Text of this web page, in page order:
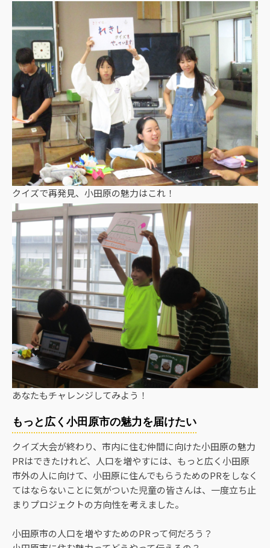
クイズで再発見、小田原の魅力はこれ！
あなたもチャレンジしてみよう！
もっと広く小田原市の魅力を届けたい
クイズ大会が終わり、市内に住む仲間に向けた小田原の魅力
PRはできたけれど、人口を増やすには、もっと広く小田原
市外の人に向けて、小田原に住んでもらうためのPRをしなく
てはならないことに気がついた児童の皆さんは、一度立ち止
まりプロジェクトの方向性を考えました。
小田原市の人口を増やすためのPRって何だろう？